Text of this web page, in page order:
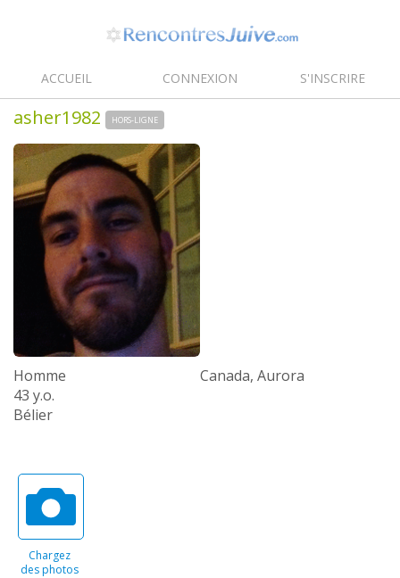
ACCUEIL CONNEXION S'INSCRIRE
asher1982 HORS-LIGNE
Homme
43 y.o.
Bélier
Canada, Aurora
Chargez
des photos